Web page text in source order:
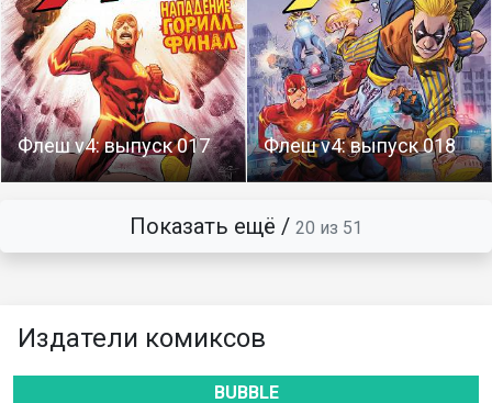
Флеш v4: выпуск 017 Флеш v4: выпуск 018
Показать ещё / 20 из 51
Издатели комиксов
BUBBLE